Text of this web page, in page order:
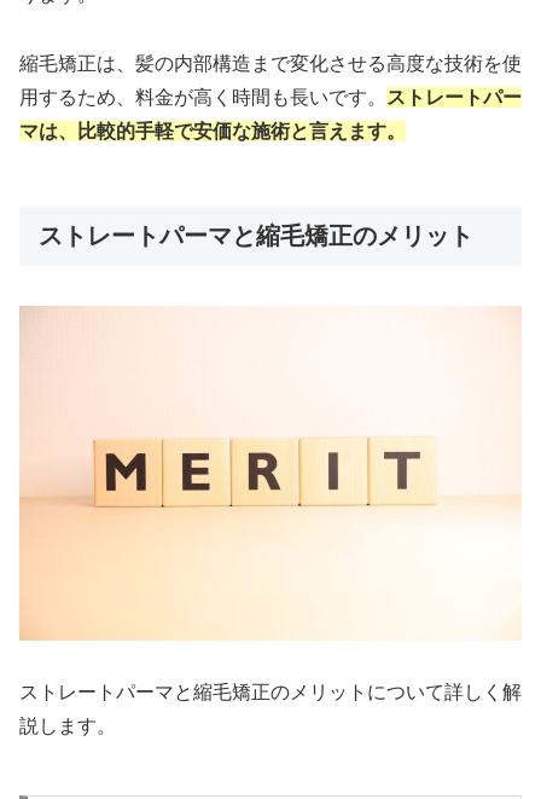
縮毛矯正は、髪の内部構造まで変化させる高度な技術を使
用するため、料金が高く時間も長いです。
ストレートパー
マは、比較的手軽で安価な施術と言えます。
ストレートパーマと縮毛矯正のメリット
ストレートパーマと縮毛矯正のメリットについて詳しく解
説します。